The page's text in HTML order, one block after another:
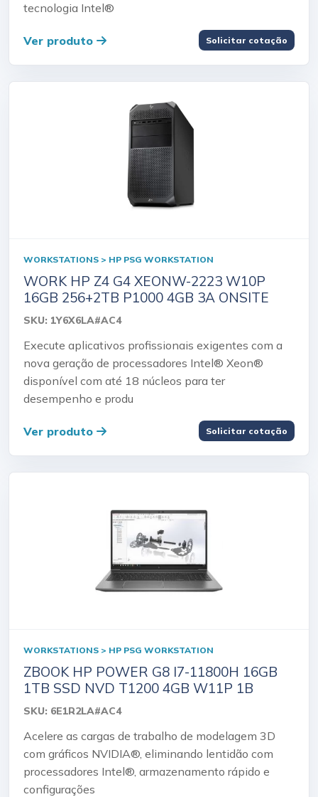
tecnologia Intel®
Ver produto Solicitar cotação
WORKSTATIONS > HP PSG WORKSTATION
WORK HP Z4 G4 XEONW-2223 W10P
16GB 256+2TB P1000 4GB 3A ONSITE
SKU: 1Y6X6LA#AC4
Execute aplicativos profissionais exigentes com a
nova geração de processadores Intel® Xeon®
disponível com até 18 núcleos para ter
desempenho e produ
Ver produto Solicitar cotação
WORKSTATIONS > HP PSG WORKSTATION
ZBOOK HP POWER G8 I7-11800H 16GB
1TB SSD NVD T1200 4GB W11P 1B
SKU: 6E1R2LA#AC4
Acelere as cargas de trabalho de modelagem 3D
com gráficos NVIDIA®, eliminando lentidão com
processadores Intel®, armazenamento rápido e
configurações